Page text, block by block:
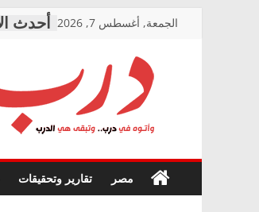
الجمعة, أغسطس 7, 2026
درب
في
درب..
مصر تقارير وتحقيقات